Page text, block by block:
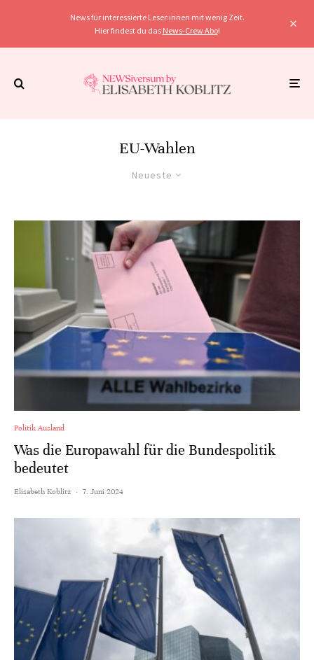
News für interessierte Leser:innen mit wenig Zeit.
Hier findest du das News-Crew Abo!
EU-Wahlen
Neueste
Politik Ausland
Was die Europawahl für die Bundespolitik
bedeutet
Elisabeth Koblitz · 7. Juni 2024